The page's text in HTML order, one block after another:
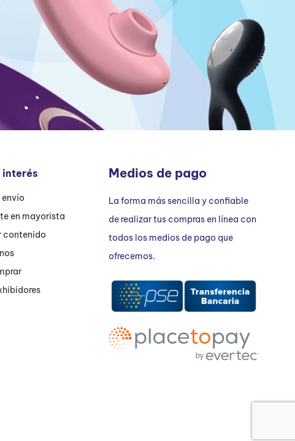
interés
envío
en mayorista
contenido
Medios de pago
La forma más sencilla y confiable
de realizar tus compras en línea con
todos los medios de pago que
ofrecemos.